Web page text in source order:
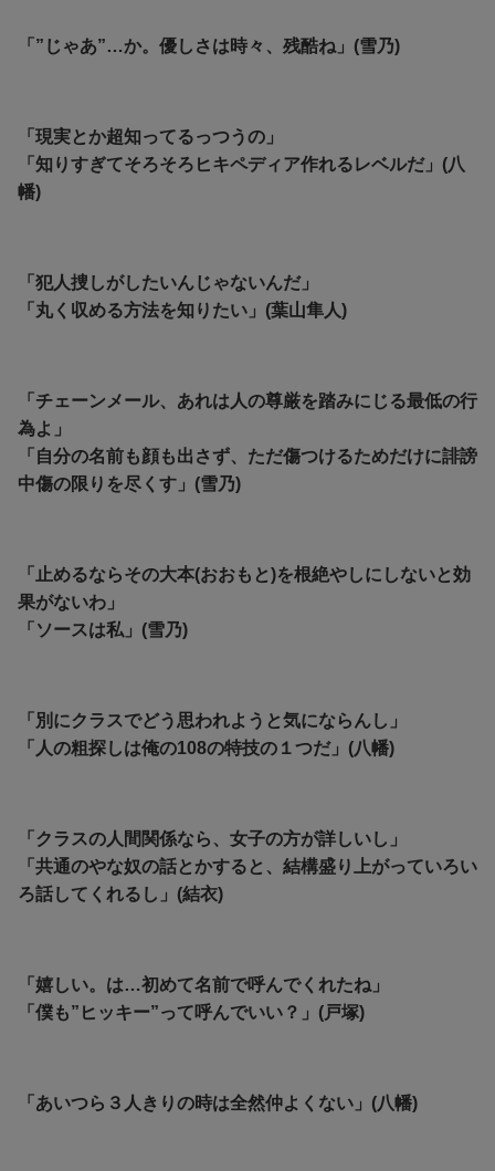
「”じゃあ”…か。優しさは時々、残酷ね」(雪乃)
「現実とか超知ってるっつうの」
「知りすぎてそろそろヒキペディア作れるレベルだ」(八
幡)
「犯人捜しがしたいんじゃないんだ」
「丸く収める方法を知りたい」(葉山隼人)
「チェーンメール、あれは人の尊厳を踏みにじる最低の行
為よ」
「自分の名前も顔も出さず、ただ傷つけるためだけに誹謗
中傷の限りを尽くす」(雪乃)
「止めるならその大本(おおもと)を根絶やしにしないと効
果がないわ」
「ソースは私」(雪乃)
「別にクラスでどう思われようと気にならんし」
「人の粗探しは俺の108の特技の１つだ」(八幡)
「クラスの人間関係なら、女子の方が詳しいし」
「共通のやな奴の話とかすると、結構盛り上がっていろい
ろ話してくれるし」(結衣)
「嬉しい。は…初めて名前で呼んでくれたね」
「僕も”ヒッキー”って呼んでいい？」(戸塚)
「あいつら３人きりの時は全然仲よくない」(八幡)